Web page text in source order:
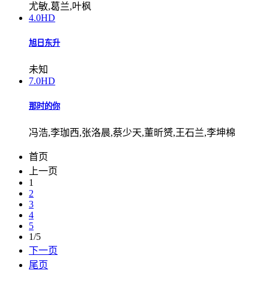
尤敏,葛兰,叶枫
4.0HD
旭日东升
未知
7.0HD
那时的你
冯浩,李珈西,张洛晨,蔡少天,董昕赟,王石兰,李坤棉
首页
上一页
1
2
3
4
5
1/5
下一页
尾页